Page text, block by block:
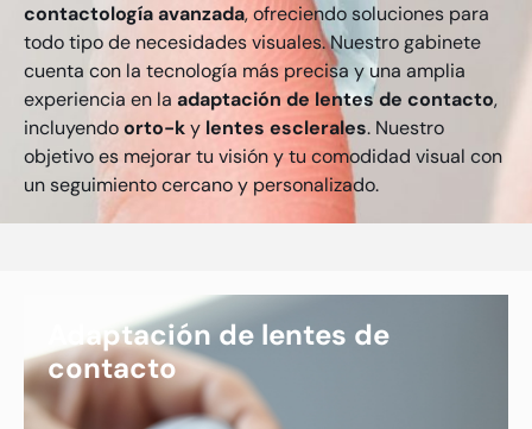
contactología avanzada, ofreciendo soluciones para
todo tipo de necesidades visuales. Nuestro gabinete
cuenta con la tecnología más precisa y una amplia
experiencia en la adaptación de lentes de contacto,
incluyendoorto-ky lentes esclerales. Nuestro
objetivo es mejorar tu visión y tu comodidad visual con
un seguimiento cercano y personalizado.
Adaptación de lentes de
contacto